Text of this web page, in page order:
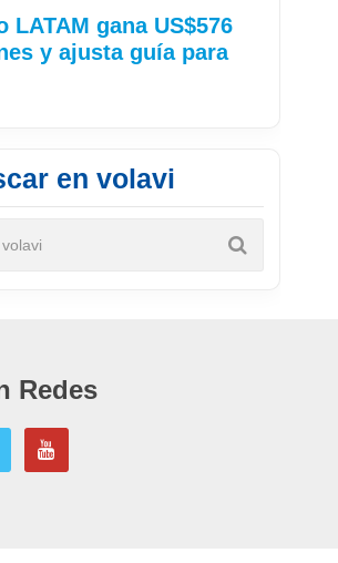
LATAM gana US$576
y ajusta guía para
en volavi
Redes